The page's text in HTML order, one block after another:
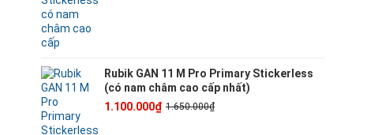
Rubik GAN 11 M Pro Primary Stickerless
(có nam châm cao cấp nhất)
1.100.000₫ 1.650.000₫